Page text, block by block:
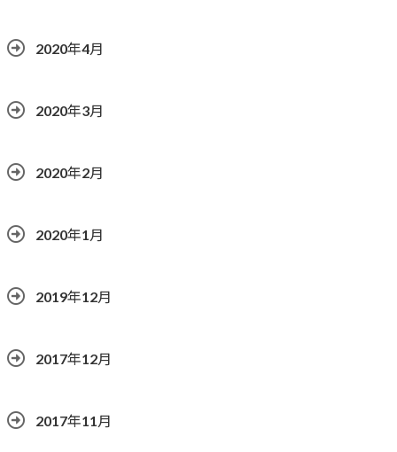
2020年4月
2020年3月
2020年2月
2020年1月
2019年12月
2017年12月
2017年11月